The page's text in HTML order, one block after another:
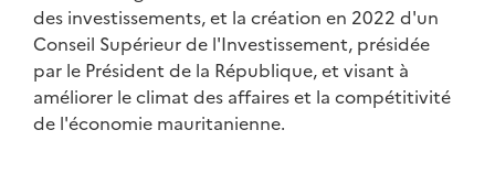
des investissements, et la création en 2022 d'un
Conseil Supérieur de l'Investissement, présidée
par le Président de la République, et visant à
améliorer le climat des affaires et la compétitivité
de l'économie mauritanienne.